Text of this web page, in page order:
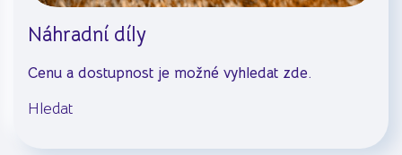
Náhradní díly
Cenu a dostupnost je možné vyhledat zde.
Hledat